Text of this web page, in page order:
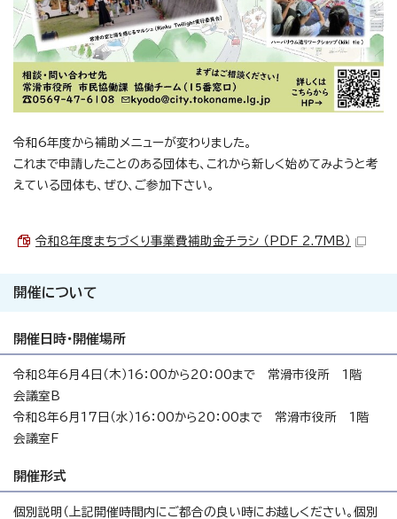
令和6年度から補助メニューが変わりました。
これまで申請したことのある団体も、これから新しく始めてみようと考
えている団体も、ぜひ、ご参加下さい。
令和8年度まちづくり事業費補助金チラシ （PDF 2.7MB）
開催について
開催日時・開催場所
令和8年6月4日（木）16：00から20：00まで 常滑市役所 1階
会議室B
令和8年6月17日（水）16：00から20：00まで 常滑市役所 1階
会議室F
開催形式
個別説明（上記開催時間内にご都合の良い時にお越しください。個別